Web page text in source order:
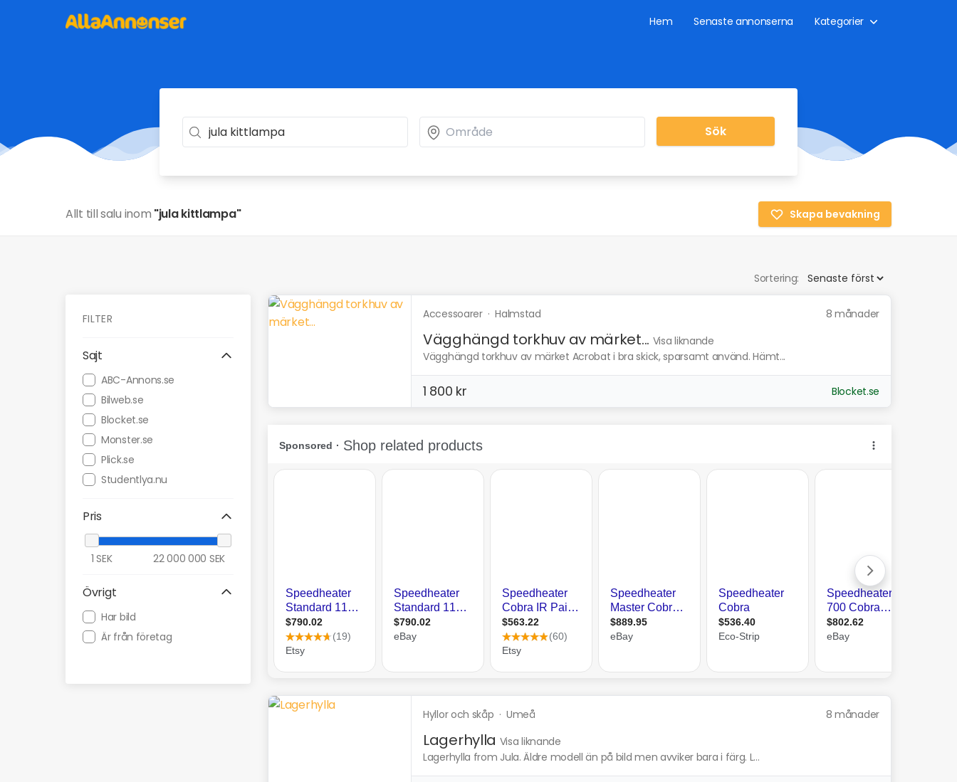
Hem Senaste annonserna Kategorier
Sök
Allt till salu inom "jula kittlampa" Skapa bevakning
Sortering:
FILTER
Sajt
ABC-Annons.se
Bilweb.se
Blocket.se
Monster.se
Plick.se
Studentlya.nu
Pris
1 SEK 22 000 000 SEK
Övrigt
Har bild
Är från företag
Accessoarer·Halmstad 8 månader
Vägghängd torkhuv av märket... Visa liknande
Vägghängd torkhuv av märket Acrobat i bra skick, sparsamt använd. Hämt...
1 800 kr Blocket.se
Hyllor och skåp · Umeå 8 månader
Lagerhylla Visa liknande
Lagerhylla from Jula. Äldre modell än på bild men avviker bara i färg. L...